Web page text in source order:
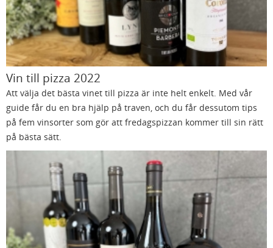
Vin till pizza 2022
Att välja det bästa vinet till pizza är inte helt enkelt. Med vår
guide får du en bra hjälp på traven, och du får dessutom tips
på fem vinsorter som gör att fredagspizzan kommer till sin rätt
på bästa sätt.